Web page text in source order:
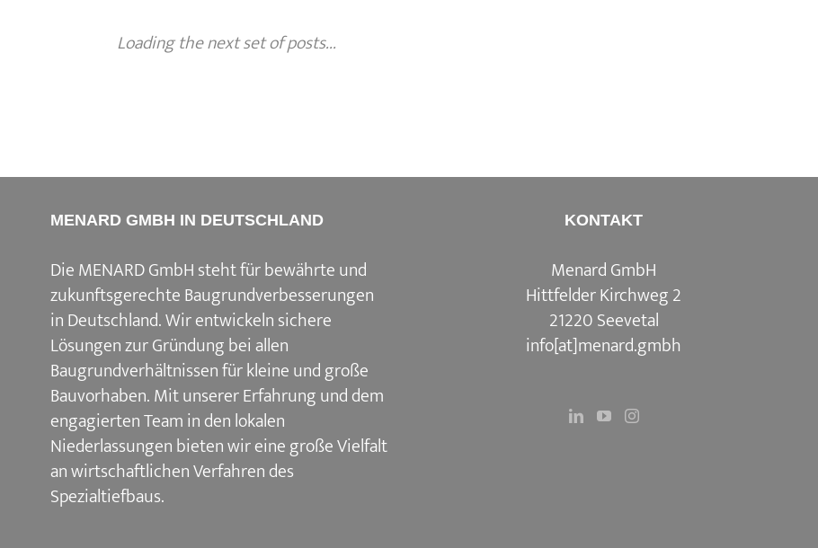
Loading the next set of posts...
MENARD GMBH IN DEUTSCHLAND
Die MENARD GmbH steht für bewährte und
zukunftsgerechte Baugrundverbesserungen
in Deutschland. Wir entwickeln sichere
Lösungen zur Gründung bei allen
Baugrundverhältnissen für kleine und große
Bauvorhaben. Mit unserer Erfahrung und dem
engagierten Team in den lokalen
Niederlassungen bieten wir eine große Vielfalt
an wirtschaftlichen Verfahren des
Spezialtiefbaus.
KONTAKT
Menard GmbH
Hittfelder Kirchweg 2
21220 Seevetal
info[at]menard.gmbh